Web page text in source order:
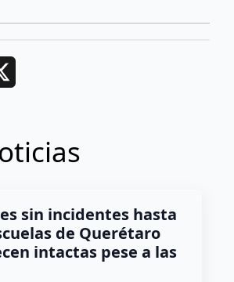
sin incidentes hasta
de Querétaro
intactas pese a las